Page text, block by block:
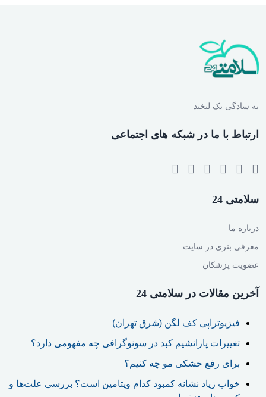
به سادگی یک لبخند
ارتباط با ما در شبکه های اجتماعی
سلامتی 24
درباره ما
معرفی بنری در سایت
عضویت پزشکان
آخرین مقالات در سلامتی 24
فیزیوتراپی کف لگن (شرق تهران)
تغییرات پارانشیم کبد در سونوگرافی چه مفهومی دارد؟
برای رفع خشکی مو چه کنیم؟
خواب زیاد نشانه کمبود کدام ویتامین است؟ بررسی علت‌ها و